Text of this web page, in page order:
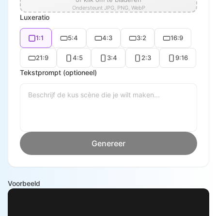
Ondersteunt JPG, PNG, WebP
Luxeratio
1:1 5:4 4:3 3:2 16:9
21:9 4:5 3:4 2:3 9:16
Tekstprompt (optioneel)
Genereer
Voorbeeld